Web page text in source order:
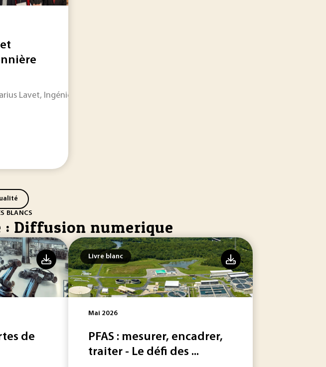
aussi des matériaux de conversion, capables de transformer une pression, une...
Lavet, Ingénieur et inventeur » a distingué Julie Grollier pour ses travaux à la
BLANCS
: Diffusion numerique
de
Livre blanc
Mai 2026
PFAS : mesurer, encadrer,
traiter - Le défi des ...